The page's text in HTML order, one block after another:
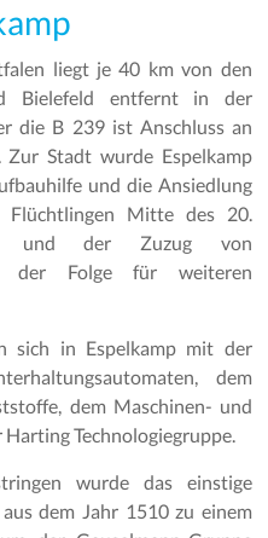
liegt je 40 km von den
Bielefeld entfernt in der
die B 239 ist Anschluss an
Zur Stadt wurde Espelkamp
und die Ansiedlung
Flüchtlingen Mitte des 20.
und der Zuzug von
der Folge für weiteren
sich in Espelkamp mit der
dem
dem Maschinen- und
Technologiegruppe.
wurde das einstige
dem Jahr 1510 zu einem